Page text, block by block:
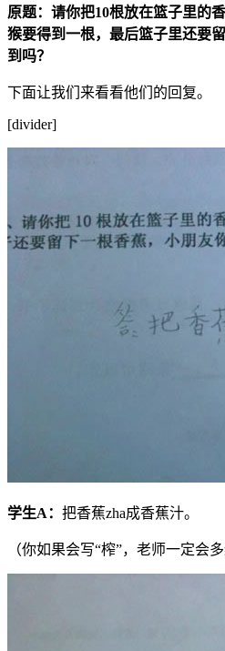
原题：请你把10根放在篮子里的
猴要得到一根，最后篮子里还要
到吗？
下面让我们来看看他们的回复。
[divider]
学生A： 把香蕉zha成香蕉汁。
（你如果会写“榨”，老师一定会